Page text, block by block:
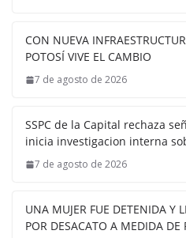
CON NUEVA
POTOSÍ VIVE EL CAMBIO
7 de agosto de 2026
SSPC de la Capital rechaza
inicia investigacion interna
7 de agosto de 2026
UNA MUJER FUE DETENIDA Y
POR DESACATO A MEDIDA DE